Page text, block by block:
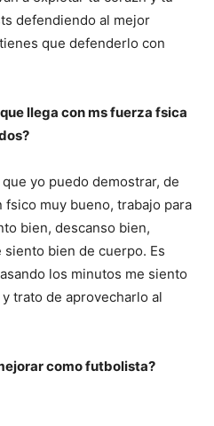
defendiendo al mejor
que defenderlo con
llega con ms fuerza fsica
yo puedo demostrar, de
fsico muy bueno, trabajo para
bien, descanso bien,
bien de cuerpo. Es
los minutos me siento
trato de aprovecharlo al
como futbolista?